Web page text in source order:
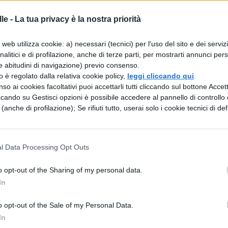
- La tua privacy è la nostra priorità
utilizza cookie: a) necessari (tecnici) per l'uso del sito e dei
e di profilazione, anche di terze parti, per mostrarti annunci
abitudini di navigazione) previo consenso.
è regolato dalla relativa cookie policy, leggi cliccando qui
ai cookies facoltativi puoi accettarli tutti cliccando sul bottone
su Gestisci opzioni è possibile accedere al pannello di controllo
di profilazione); Se rifiuti tutto, userai solo i cookie tecnici di
Data Processing Opt Outs
opt-out of the Sharing of my personal data.
opt-out of the Sale of my Personal Data.
vacanti per docenti e ATA e il
in tutti i gradi di istruzione.
almeno il 20% nettoper recuperare il potere
volontario ope legis dal 2026/2027 per
e almeno 30 anni di servizio, con decurtazione
ai 40.
lingue arabo, russo e cinese
contro la